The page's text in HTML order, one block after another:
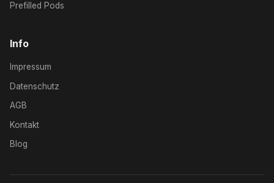
Prefilled Pods
Info
Impressum
Datenschutz
AGB
Kontakt
Blog